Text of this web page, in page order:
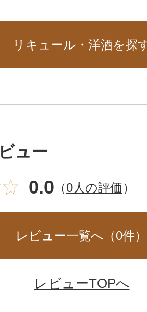
リキュール・洋酒を探
ュー
0.0 （0人の評価）
レビュー一覧へ（0件）
レビューTOPへ